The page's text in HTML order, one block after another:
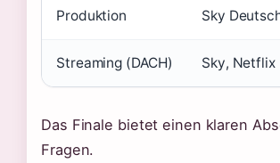
Produktion Sky
Streaming (DACH) Sky, Netflix
Das Finale bietet einen klaren
Fragen.